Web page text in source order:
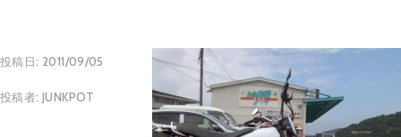
投稿日: 2011/09/05
投稿者: JUNKPOT